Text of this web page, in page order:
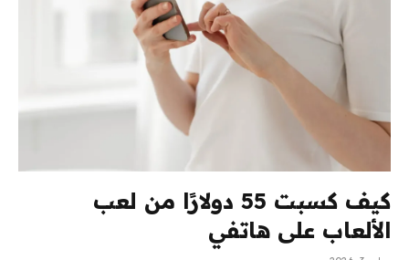
كيف كسبت 55 دولارًا من لعب
الألعاب على هاتفي